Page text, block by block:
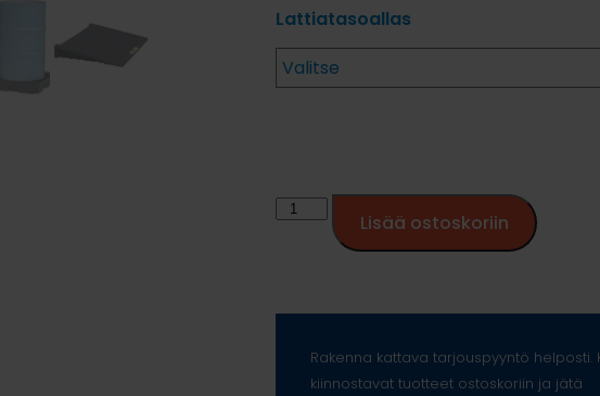
Lattiatasoallas
Lisää ostoskoriin
Rakenna kattava tarjouspyyntö helposti.
kiinnostavat tuotteet ostoskoriin ja jätä